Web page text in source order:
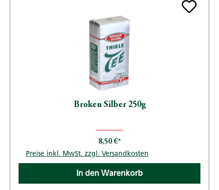
Broken Silber 250g
8,50 €*
Preise inkl. MwSt. zzgl. Versandkosten
In den Warenkorb